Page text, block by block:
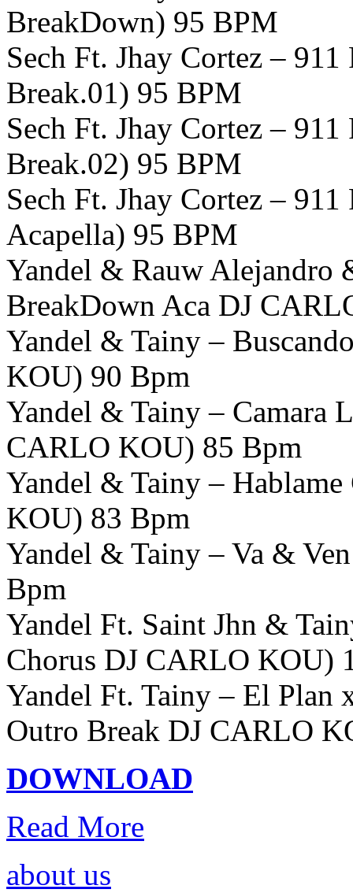
BreakDown) 95 BPM
Sech Ft. Jhay Cortez –
Break.01) 95 BPM
Sech Ft. Jhay Cortez –
Break.02) 95 BPM
Sech Ft. Jhay Cortez –
Acapella) 95 BPM
Yandel & Rauw Alejandro
BreakDown Aca DJ
Yandel & Tainy –
KOU) 90 Bpm
Yandel & Tainy – Camara
CARLO KOU) 85 Bpm
Yandel & Tainy –
KOU) 83 Bpm
Yandel & Tainy – Va &
Bpm
Yandel Ft. Saint Jhn &
Chorus DJ CARLO KOU)
Yandel Ft. Tainy – El Plan
Outro Break DJ CARLO
DOWNLOAD
Read More
about us